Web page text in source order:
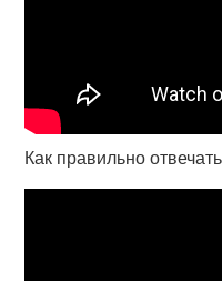
Как правильно